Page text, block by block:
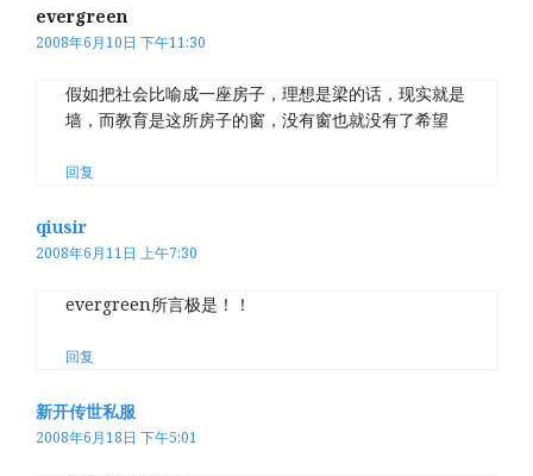
evergreen
2008年6月10日 下午11:30
假如把社会比喻成一座房子，理想是梁的话，现实就是
墙，而教育是这所房子的窗，没有窗也就没有了希望
回复
qiusir
2008年6月11日 上午7:30
evergreen所言极是！！
回复
新开传世私服
2008年6月18日 下午5:01